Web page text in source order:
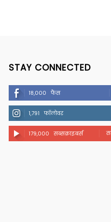
STAY CONNECTED
18,000 फैंस
1,791 फॉलोवर
179,000 सब्सक्राइबर्स